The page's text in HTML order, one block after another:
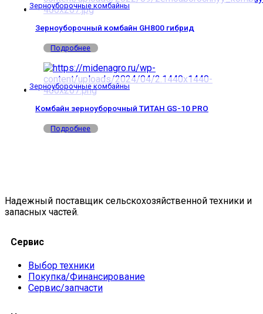
Зерноуборочные комбайны
Зерноуборочный комбайн GH800 гибрид
Подробнее
Зерноуборочные комбайны
Комбайн зерноуборочный ТИТАН GS-10 PRO
Подробнее
Надежный поставщик сельскохозяйственной техники и
запасных частей.
Сервис
Выбор техники
Покупка/Финансирование
Сервис/запчасти